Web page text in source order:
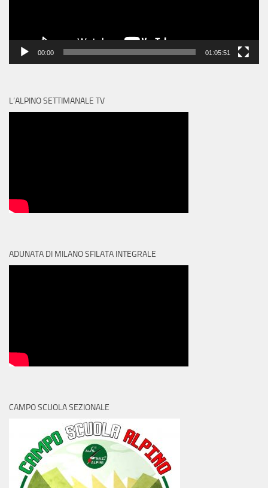
00:00 01:05:51
L’ALPINO SETTIMANALE TV
ADUNATA DI MILANO SFILATA INTEGRALE
CAMPO SCUOLA SEZIONALE